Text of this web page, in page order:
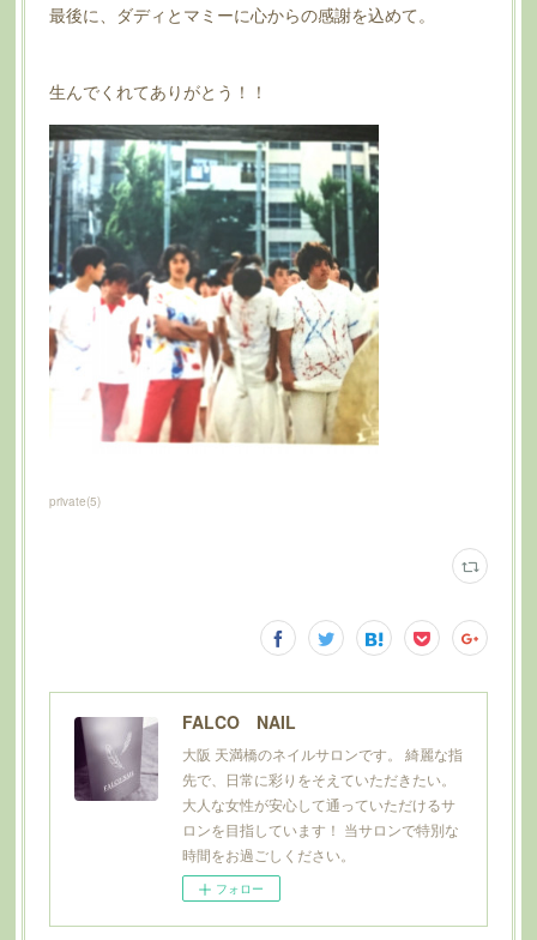
最後に、ダディとマミーに心からの感謝を込めて。
生んでくれてありがとう！！
private(5)
FALCO NAIL
大阪 天満橋のネイルサロンです。 綺麗な指
先で、日常に彩りをそえていただきたい。
大人な女性が安心して通っていただけるサ
ロンを目指しています！ 当サロンで特別な
時間をお過ごしください。
フォロー